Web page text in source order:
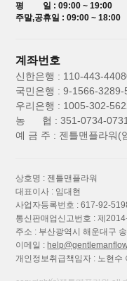
평 일 : 09:00 ~ 19:00
주말,공휴일 : 09:00 ~ 18:00
계좌번호
신한은행 : 110-443-
국민은행 : 9-1566-3289-
우리은행 : 1005-302-
농 협 : 351-0734-
예 금 주 : 젠틀맨플라워(
상호명 : 젠틀맨플라워
대표이사 : 임대현
사업자등록번호 : 617-92-
통신판매업신고번호 : 제
주소 : 부산광역시 해운대구
이메일 :
개인정보취급책임자 : 노현수